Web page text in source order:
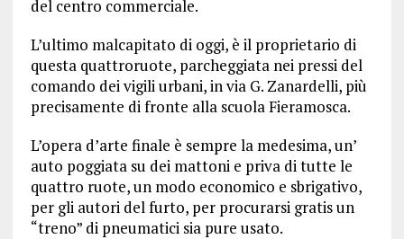
del centro commerciale.
L’ultimo malcapitato di oggi, è il proprietario di
questa quattroruote, parcheggiata nei pressi del
comando dei vigili urbani, in via G. Zanardelli, più
precisamente di fronte alla scuola Fieramosca.
L’opera d’arte finale è sempre la medesima, un’
auto poggiata su dei mattoni e priva di tutte le
quattro ruote, un modo economico e sbrigativo,
per gli autori del furto, per procurarsi gratis un
“treno” di pneumatici sia pure usato.